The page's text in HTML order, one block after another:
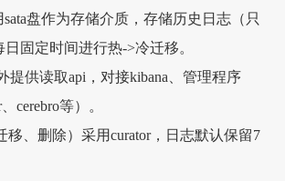
sata盘作为存储介质，存储历史日志（只
固定时间进行热->冷迁移。
提供读取api，对接kibana、管理程序
cerebro等）。
移、删除）采用curator，日志默认保留7